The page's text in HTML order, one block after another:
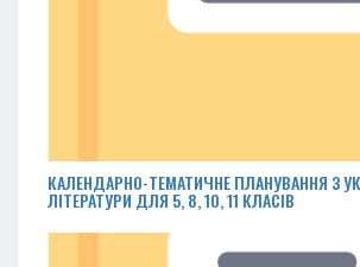
КАЛЕНДАРНО-ТЕМАТИЧНЕ ПЛАНУВАННЯ З
ЛІТЕРАТУРИ ДЛЯ 5, 8, 10, 11 КЛАСІВ